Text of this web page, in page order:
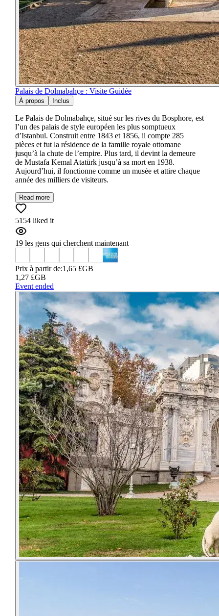
Palais de Dolmabahçe : Visite Guidée
À propos Inclus
Le Palais de Dolmabahçe, situé sur les rives du Bosphore, est
l’un des palais de style européen les plus somptueux
d’Istanbul. Construit entre 1843 et 1856, il compte 285
pièces et fut la résidence de la famille royale ottomane
jusqu’à la chute de l’empire. Plus tard, il devint la demeure
de Mustafa Kemal Atatürk jusqu’à sa mort en 1938.
Aujourd’hui, il fonctionne comme un musée et attire chaque
année des milliers de visiteurs.
Read more
5154 liked it
19 les gens qui cherchent maintenant
Prix à partir de:1,65 £GB
1,27 £GB
Event ended